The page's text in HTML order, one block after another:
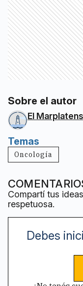
Sobre el autor
El
Temas
Oncología
Compartí tus
respetuosa.
Debes